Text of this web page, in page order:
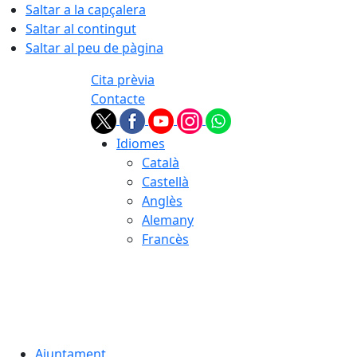
Saltar a la capçalera
Saltar al contingut
Saltar al peu de pàgina
Cita prèvia
Contacte
Idiomes
Català
Castellà
Anglès
Alemany
Francès